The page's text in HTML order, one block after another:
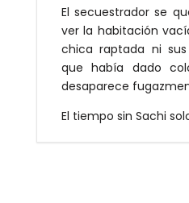
El secuestrador se
ver la habitación
chica raptada ni
que había dado
desaparece
El tiempo sin Sachi